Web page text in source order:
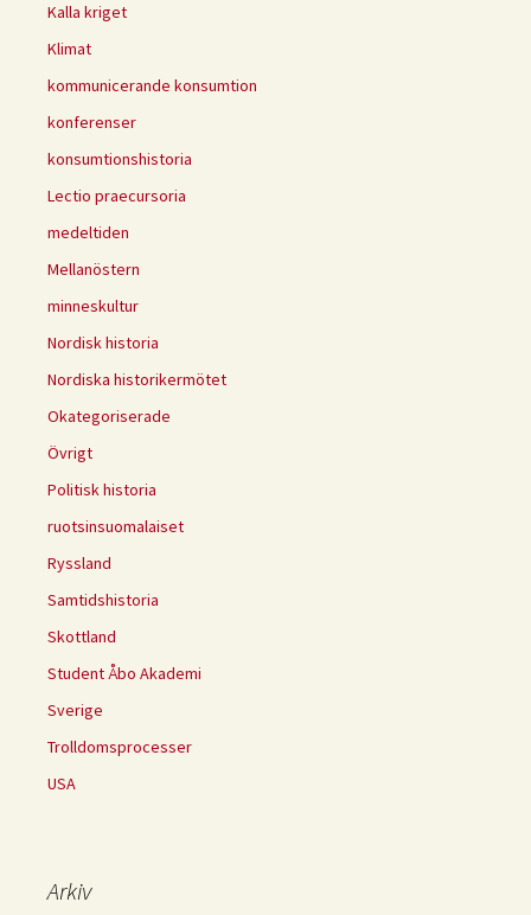
Kalla kriget
Klimat
kommunicerande konsumtion
konferenser
konsumtionshistoria
Lectio praecursoria
medeltiden
Mellanöstern
minneskultur
Nordisk historia
Nordiska historikermötet
Okategoriserade
Övrigt
Politisk historia
ruotsinsuomalaiset
Ryssland
Samtidshistoria
Skottland
Student Åbo Akademi
Sverige
Trolldomsprocesser
USA
Arkiv